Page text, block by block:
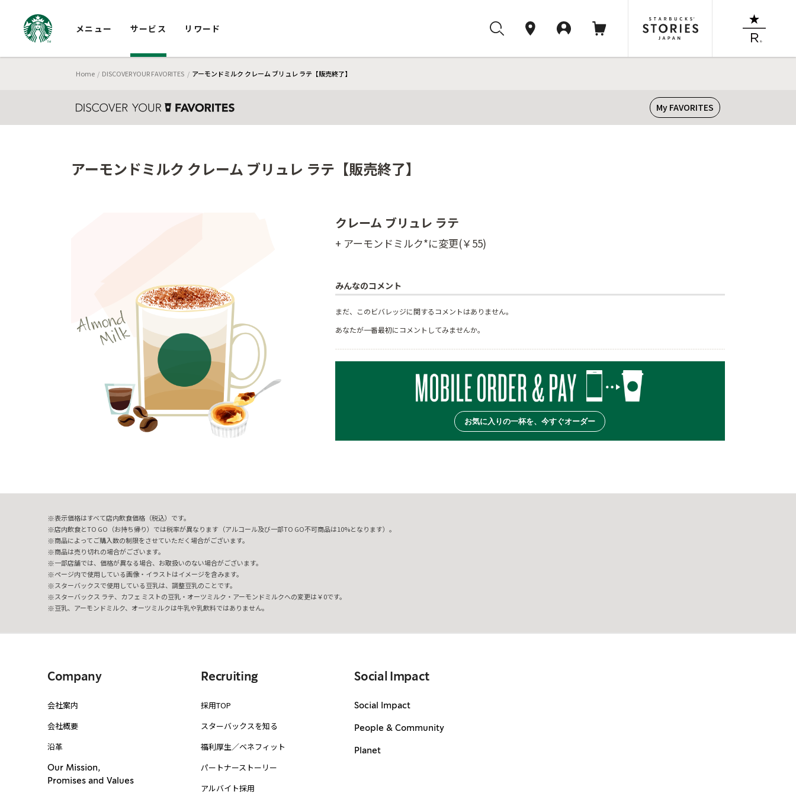
メニュー サービス リワード
Home DISCOVER YOUR FAVORITES アーモンドミルク クレーム ブリュレ ラテ【販売終了】
My FAVORITES
アーモンドミルク クレーム ブリュレ ラテ【販売終了】
クレーム ブリュレ ラテ
+ アーモンドミルク*に変更(￥55)
みんなのコメント
まだ、このビバレッジに関するコメントはありません。
あなたが一番最初にコメントしてみませんか。
お気に入りの一杯を、今すぐオーダー
表示価格はすべて店内飲食価格（税込）です。
店内飲食とTO GO（お持ち帰り）では税率が異なります（アルコール及び一部TO GO不可商品は10%となります）。
商品によってご購入数の制限をさせていただく場合がございます。
商品は売り切れの場合がございます。
一部店舗では、価格が異なる場合、お取扱いのない場合がございます。
ページ内で使用している画像・イラストはイメージを含みます。
スターバックスで使用している豆乳は、調整豆乳のことです。
スターバックス ラテ、カフェ ミストの豆乳・オーツミルク・アーモンドミルクへの変更は￥0です。
豆乳、アーモンドミルク、オーツミルクは牛乳や乳飲料ではありません。
Company
会社案内
会社概要
沿革
Our Mission,
Promises and Values
Recruiting
採用TOP
スターバックスを知る
福利厚生／ベネフィット
パートナーストーリー
アルバイト採用
Social Impact
Social Impact
People & Community
Planet